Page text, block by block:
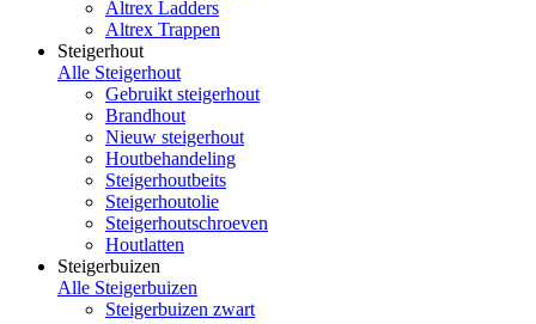
Altrex Ladders
Altrex Trappen
Steigerhout
Alle Steigerhout
Gebruikt steigerhout
Brandhout
Nieuw steigerhout
Houtbehandeling
Steigerhoutbeits
Steigerhoutolie
Steigerhoutschroeven
Houtlatten
Steigerbuizen
Alle Steigerbuizen
Steigerbuizen zwart